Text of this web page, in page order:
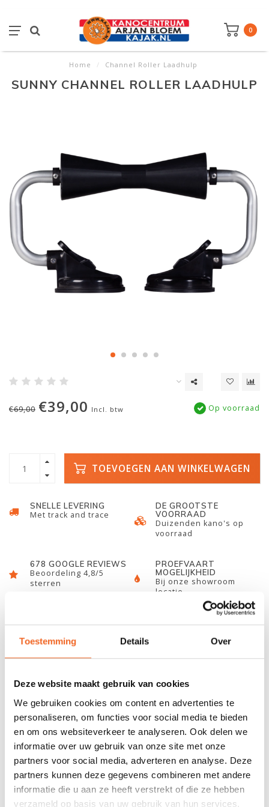
Toestemming Details Over
Deze website maakt gebruik van cookies
We gebruiken cookies om content en advertenties te
personaliseren, om functies voor social media te bieden
en om ons websiteverkeer te analyseren. Ook delen we
informatie over uw gebruik van onze site met onze
partners voor social media, adverteren en analyse. Deze
partners kunnen deze gegevens combineren met andere
informatie die u aan ze heeft verstrekt of die ze hebben
verzameld op basis van uw gebruik van hun services.
0
Home / Channel Roller Laadhulp
SUNNY CHANNEL ROLLER LAADHULP
€69,00 €39,00 Incl. btw Op voorraad
TOEVOEGEN AAN WINKELWAGEN
SNELLE LEVERING
Met track and trace
DE GROOTSTE
VOORRAAD
Duizenden kano's op
voorraad
678 GOOGLE REVIEWS
Beoordeling 4,8/5
sterren
PROEFVAART
MOGELIJKHEID
Bij onze showroom
locatie
INFORMATIE
bekende rolsysteem uit Amerika! U bevestigt de roller middels
de stevige zuignappen achter op uw autoruit. Vervolgens hoeft u
slechts een uiteinde van de kajak op de roller te leggen en duwt
u deze eenvoudig op het imperiaal. U hoeft dus nog maar een
fractie van de kajak te tillen. Door de Channel Roller bent u nooit
meer afhankelijk van derden bij het laden van uw kajak en
spaart u uw rug.
Belastbaar tot 34 kg